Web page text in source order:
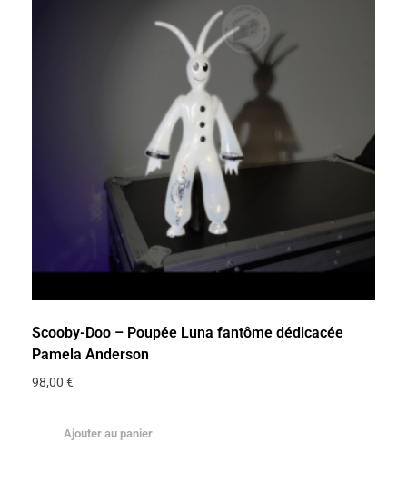
Scooby-Doo – Poupée Luna fantôme dédicacée
Pamela Anderson
98,00 €
Ajouter au panier